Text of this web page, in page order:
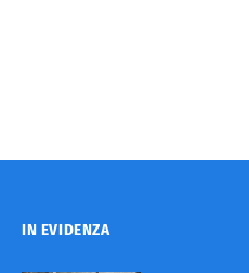
IN EVIDENZA